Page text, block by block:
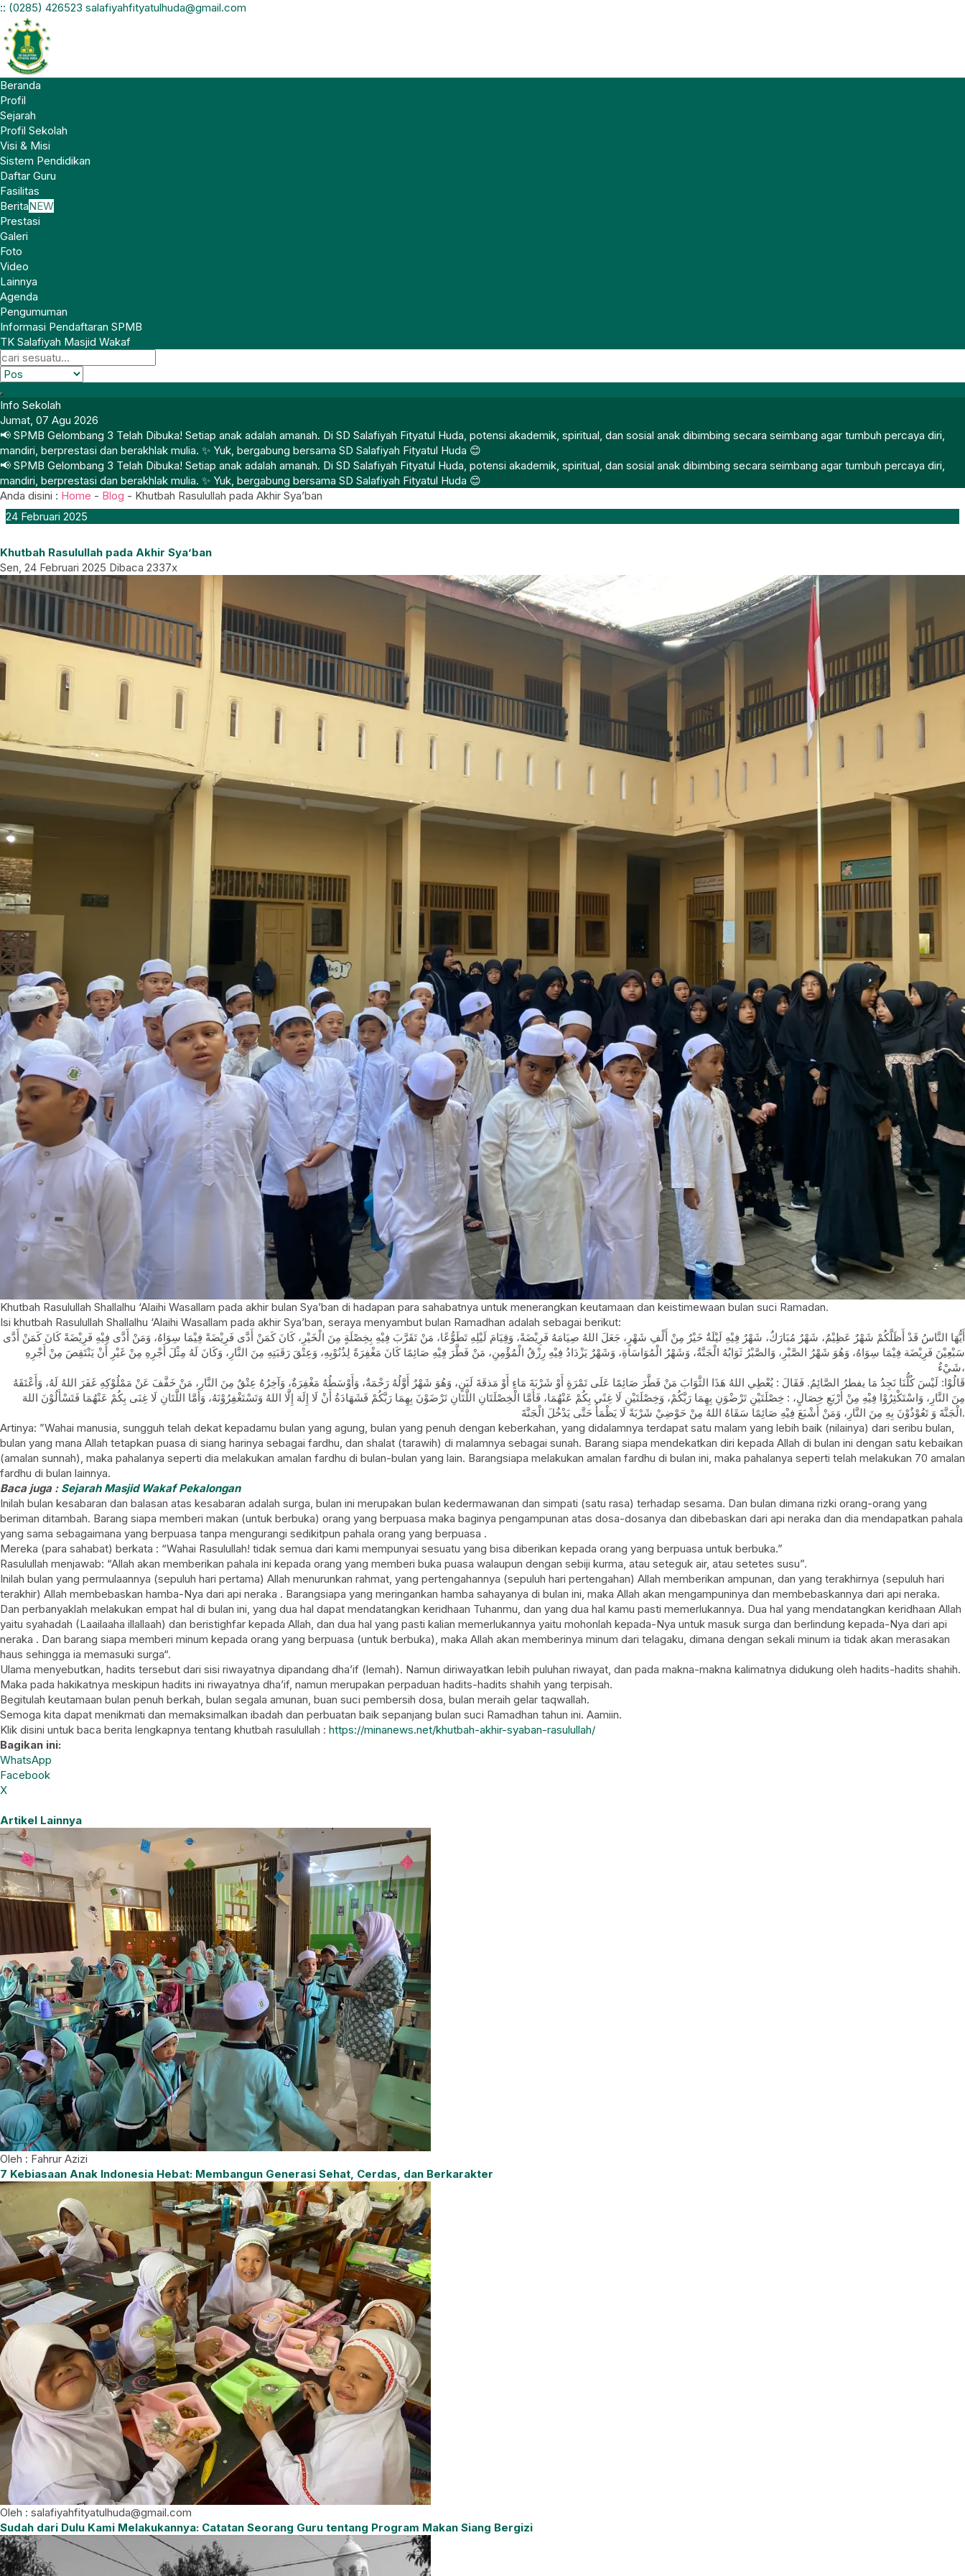
:: (0285) 426523 salafiyahfityatulhuda@gmail.com
Beranda
Profil
Sejarah
Profil Sekolah
Visi & Misi
Sistem Pendidikan
Daftar Guru
Fasilitas
BeritaNEW
Prestasi
Galeri
Foto
Video
Lainnya
Agenda
Pengumuman
Informasi Pendaftaran SPMB
TK Salafiyah Masjid Wakaf
Info Sekolah
Jumat, 07 Agu 2026
📢 SPMB Gelombang 3 Telah Dibuka! Setiap anak adalah amanah. Di SD Salafiyah Fityatul Huda, potensi akademik, spiritual, dan sosial anak dibimbing secara seimbang agar tumbuh percaya diri,
mandiri, berprestasi dan berakhlak mulia. ✨ Yuk, bergabung bersama SD Salafiyah Fityatul Huda 😊
📢 SPMB Gelombang 3 Telah Dibuka! Setiap anak adalah amanah. Di SD Salafiyah Fityatul Huda, potensi akademik, spiritual, dan sosial anak dibimbing secara seimbang agar tumbuh percaya diri,
mandiri, berprestasi dan berakhlak mulia. ✨ Yuk, bergabung bersama SD Salafiyah Fityatul Huda 😊
Anda disini : Home - Blog - Khutbah Rasulullah pada Akhir Sya’ban
24 Februari 2025
Khutbah Rasulullah pada Akhir Sya’ban
Sen, 24 Februari 2025 Dibaca 2337x
Khutbah Rasulullah Shallalhu ‘Alaihi Wasallam pada akhir bulan Sya’ban di hadapan para sahabatnya untuk menerangkan keutamaan dan keistimewaan bulan suci Ramadan.
Isi khutbah Rasulullah Shallalhu ‘Alaihi Wasallam pada akhir Sya’ban, seraya menyambut bulan Ramadhan adalah sebagai berikut:
أَيُّهَا النَّاسُ قَدْ أَظَلَّكُمْ شَهْرٌ عَظِيْمٌ، شَهْرٌ مُبَارَكٌ، شَهْرٌ فِيْهِ لَيْلَةٌ خَيْرٌ مِنْ أَلْفِ شَهْرٍ، جَعَلَ اللهُ صِيَامَهُ فَرِيْضَةً، وَقِيَامَ لَيْلِهِ تَطَوُّعًا، مَنْ تَقَرَّبَ فِيْهِ بِخِصْلَةٍ مِنَ الْخَيْرِ، كَانَ كَمَنْ أَدَّى فَرِيْضَةً فِيْمَا سِوَاهُ، وَمَنْ أَدَّى فِيْهِ فَرِيْضَةً كَانَ كَمَنْ أَدَّى
سَبْعِيْنَ فَرِيْضَة فِيْمَا سِوَاهُ، وَهُوَ شَهْرُ الصَّبْرِ، وَالصَّبْرُ ثَوَابُهُ الْجَنَّةُ، وَشَهْرُ الْمُوَاسَاةِ، وَشَهْرٌ يَزْدَادُ فِيْهِ رِزْقُ الْمُؤْمِنِ، مَنْ فَطَّرَ فِيْهِ صَائِمًا كَانَ مَغْفِرَةً لِذُنُوْبِهِ، وَعِتْقَ رَقَبَتِهِ مِنَ النَّارِ، وَكَانَ لَهُ مِثْلَ أَجْرِهِ مِنْ غَيْرِ أَنْ يَنْتَقِصَ مِنْ أَجْرِهِ
شَيْءٌ،
قَالُوْا: لَيْسَ كُلُّنَا نَجِدُ مَا يفطرُ الصَّائِمُ. فَقَالَ : يُعْطِي اللهُ هَذَا الثَّوَابَ مَنْ فَطَّرَ صَائِمًا عَلَى تَمْرَةٍ أَوْ شَرْبَةَ مَاءٍ أَوْ مَذقَةَ لَبَنٍ، وَهُوَ شَهْرٌ أَوَّلُهُ رَحْمَةٌ، وَأَوْسَطُهُ مَغْفِرَةٌ، وَآخِرُهُ عِتْقٌ مِنَ النَّارِ، مَنْ خَفَّفَ عَنْ مَمْلُوْكِهِ غَفَرَ اللهُ لَهُ، وَأَعْتَقَهُ
مِنَ النَّارِ، وَاسْتَكْثِرُوْا فِيْهِ مِنْ أَرْبَعِ خِصَالٍ، : خِصْلَتَيْنِ تَرْضْوَنِ بِهِمَا رَبَّكُمْ، وَخِصْلَتَيْنِ لَا غِنًى بِكُمْ عَنْهُمَا، فَأَمَّا الْخِصْلَتَانِ اللَّتَانِ تَرْضَوْنَ بِهِمَا رَبَّكُمْ فَشَهَادَةُ أَنْ لَا إِلَهَ إِلَّا اللهُ وَتَسْتَغْفِرُوْنَهُ، وَأَمَّا اللَّتَانِ لَا غِنَى بِكُمْ عَنْهُمَا فَتَسْأَلُوْنَ اللهَ
الْجَنَّةَ وَ تَعُوْذُوْنَ بِهِ مِنَ النَّارِ، وَمَنْ أَشْبَعَ فِيْهِ صَائِمًا سَقَاهُ اللهُ مِنْ حَوْضِيْ شَرْبَةً لَا يَظْمَأُ حَتَّى يَدْخُلَ الْجَنَّةَ.
Artinya: ”Wahai manusia, sungguh telah dekat kepadamu bulan yang agung, bulan yang penuh dengan keberkahan, yang didalamnya terdapat satu malam yang lebih baik (nilainya) dari seribu bulan,
bulan yang mana Allah tetapkan puasa di siang harinya sebagai fardhu, dan shalat (tarawih) di malamnya sebagai sunah. Barang siapa mendekatkan diri kepada Allah di bulan ini dengan satu kebaikan
(amalan sunnah), maka pahalanya seperti dia melakukan amalan fardhu di bulan-bulan yang lain. Barangsiapa melakukan amalan fardhu di bulan ini, maka pahalanya seperti telah melakukan 70 amalan
fardhu di bulan lainnya.
Baca juga : Sejarah Masjid Wakaf Pekalongan
Inilah bulan kesabaran dan balasan atas kesabaran adalah surga, bulan ini merupakan bulan kedermawanan dan simpati (satu rasa) terhadap sesama. Dan bulan dimana rizki orang-orang yang
beriman ditambah. Barang siapa memberi makan (untuk berbuka) orang yang berpuasa maka baginya pengampunan atas dosa-dosanya dan dibebaskan dari api neraka dan dia mendapatkan pahala
yang sama sebagaimana yang berpuasa tanpa mengurangi sedikitpun pahala orang yang berpuasa .
Mereka (para sahabat) berkata : “Wahai Rasulullah! tidak semua dari kami mempunyai sesuatu yang bisa diberikan kepada orang yang berpuasa untuk berbuka.”
Rasulullah menjawab: “Allah akan memberikan pahala ini kepada orang yang memberi buka puasa walaupun dengan sebiji kurma, atau seteguk air, atau setetes susu”.
Inilah bulan yang permulaannya (sepuluh hari pertama) Allah menurunkan rahmat, yang pertengahannya (sepuluh hari pertengahan) Allah memberikan ampunan, dan yang terakhirnya (sepuluh hari
terakhir) Allah membebaskan hamba-Nya dari api neraka . Barangsiapa yang meringankan hamba sahayanya di bulan ini, maka Allah akan mengampuninya dan membebaskannya dari api neraka.
Dan perbanyaklah melakukan empat hal di bulan ini, yang dua hal dapat mendatangkan keridhaan Tuhanmu, dan yang dua hal kamu pasti memerlukannya. Dua hal yang mendatangkan keridhaan Allah
yaitu syahadah (Laailaaha illallaah) dan beristighfar kepada Allah, dan dua hal yang pasti kalian memerlukannya yaitu mohonlah kepada-Nya untuk masuk surga dan berlindung kepada-Nya dari api
neraka . Dan barang siapa memberi minum kepada orang yang berpuasa (untuk berbuka), maka Allah akan memberinya minum dari telagaku, dimana dengan sekali minum ia tidak akan merasakan
haus sehingga ia memasuki surga“.
Ulama menyebutkan, hadits tersebut dari sisi riwayatnya dipandang dha’if (lemah). Namun diriwayatkan lebih puluhan riwayat, dan pada makna-makna kalimatnya didukung oleh hadits-hadits shahih.
Maka pada hakikatnya meskipun hadits ini riwayatnya dha’if, namun merupakan perpaduan hadits-hadits shahih yang terpisah.
Begitulah keutamaan bulan penuh berkah, bulan segala amunan, buan suci pembersih dosa, bulan meraih gelar taqwallah.
Semoga kita dapat menikmati dan memaksimalkan ibadah dan perbuatan baik sepanjang bulan suci Ramadhan tahun ini. Aamiin.
Klik disini untuk baca berita lengkapnya tentang khutbah rasulullah : https://minanews.net/khutbah-akhir-syaban-rasulullah/
Bagikan ini:
WhatsApp
Facebook
X
Artikel Lainnya
Oleh : Fahrur Azizi
7 Kebiasaan Anak Indonesia Hebat: Membangun Generasi Sehat, Cerdas, dan Berkarakter
Oleh : salafiyahfityatulhuda@gmail.com
Sudah dari Dulu Kami Melakukannya: Catatan Seorang Guru tentang Program Makan Siang Bergizi